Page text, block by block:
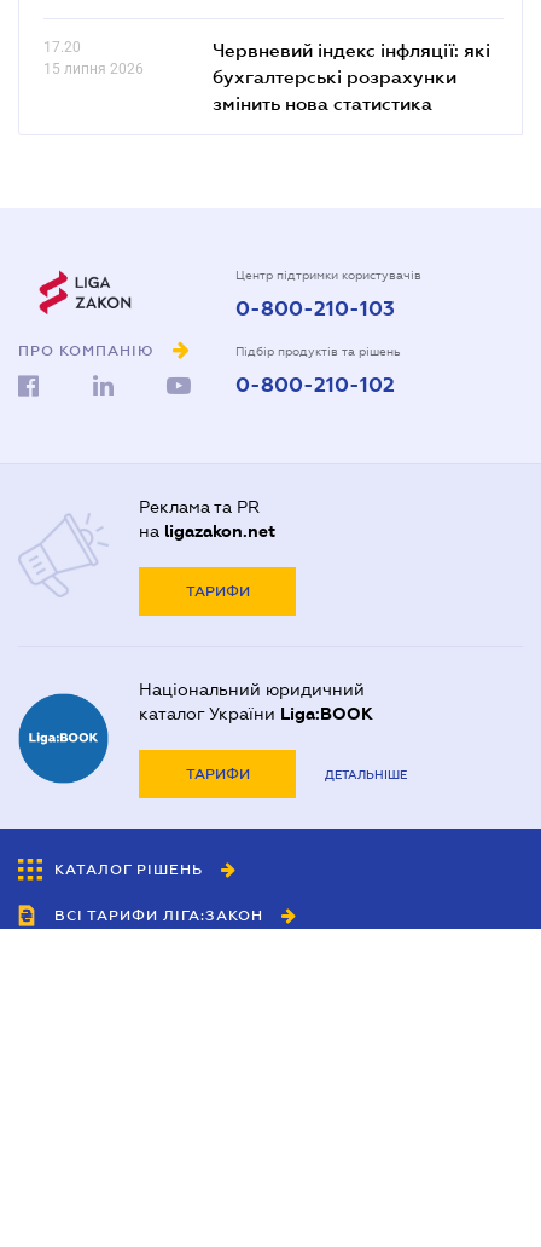
17.20
15 липня 2026
Червневий індекс інфляції: які
бухгалтерські розрахунки
змінить нова статистика
ПРО КОМПАНІЮ
Центр підтримки користувачів
0-800-210-103
Підбір продуктів та рішень
0-800-210-102
Реклама та PR
на ligazakon.net
ТАРИФИ
Національний юридичний
каталог України Liga:BOOK
ТАРИФИ ДЕТАЛЬНІШЕ
КАТАЛОГ РІШЕНЬ
ВСІ ТАРИФИ ЛІГА:ЗАКОН